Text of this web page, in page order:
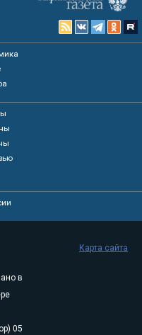
в
05
Карта сайта